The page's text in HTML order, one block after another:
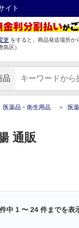
イト
更 をすると、商品発送場所か
島区）
品
医薬品・衛生用品 医
通販
件中 1 〜 24 件までを表